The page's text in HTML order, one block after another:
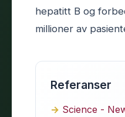
hepatitt B og
millioner av
Referanser
Science -